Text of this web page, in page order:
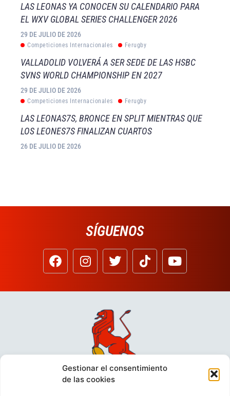
Gestionar el consentimiento
de las cookies
LAS LEONAS YA CONOCEN SU CALENDARIO PARA
EL WXV GLOBAL SERIES CHALLENGER 2026
29 DE JULIO DE 2026
Competiciones Internacionales Ferugby
VALLADOLID VOLVERÁ A SER SEDE DE LAS HSBC
SVNS WORLD CHAMPIONSHIP EN 2027
29 DE JULIO DE 2026
Competiciones Internacionales Ferugby
LAS LEONAS7S, BRONCE EN SPLIT MIENTRAS QUE
LOS LEONES7S FINALIZAN CUARTOS
26 DE JULIO DE 2026
SÍGUENOS